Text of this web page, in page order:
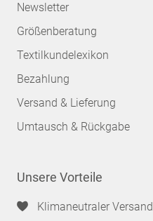
Newsletter
Größenberatung
Textilkundelexikon
Bezahlung
Versand & Lieferung
Umtausch & Rückgabe
Unsere Vorteile
Klimaneutraler Versand